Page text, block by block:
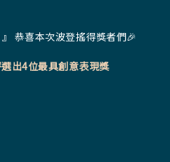
恭喜本次波登搖得獎者們🎉
出4位最具創意表現獎